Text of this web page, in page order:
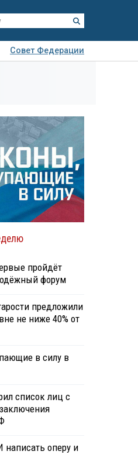
Совет Федерации
пройдёт
форум
предложили
не ниже 40% от
в силу в
список лиц с
оперу и